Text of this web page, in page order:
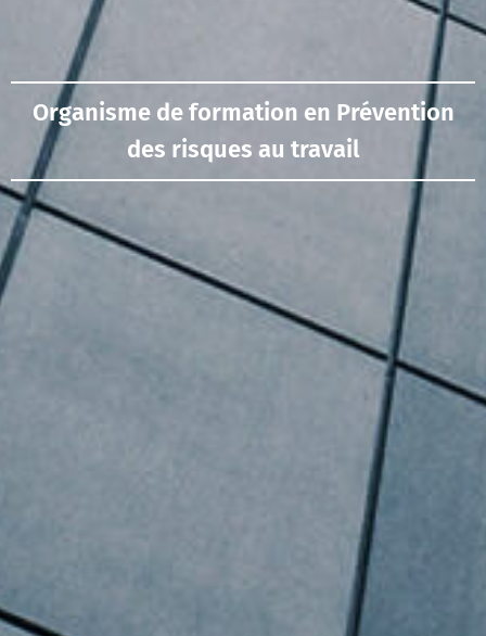
Organisme de formation en Prévention
des risques au travail